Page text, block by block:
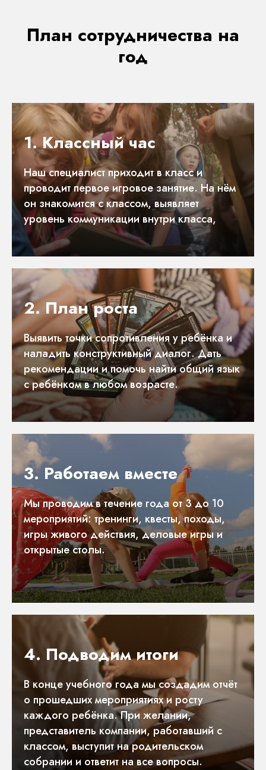
План сотрудничества на
год
1. Классный час
Наш специалист приходит в класс и
проводит первое игровое занятие. На нём
он знакомится с классом, выявляет
уровень коммуникации внутри класса,
2. План роста
Выявить точки сопротивления у ребёнка и
наладить конструктивный диалог. Дать
рекомендации и помочь найти общий язык
с ребёнком в любом возрасте.
3. Работаем вместе
Мы проводим в течение года от 3 до 10
мероприятий: тренинги, квесты, походы,
игры живого действия, деловые игры и
открытые столы.
4. Подводим итоги
В конце учебного года мы создадим отчёт
о прошедших мероприятиях и росту
каждого ребёнка. При желании,
представитель компании, работавший с
классом, выступит на родительском
собрании и ответит на все вопросы.